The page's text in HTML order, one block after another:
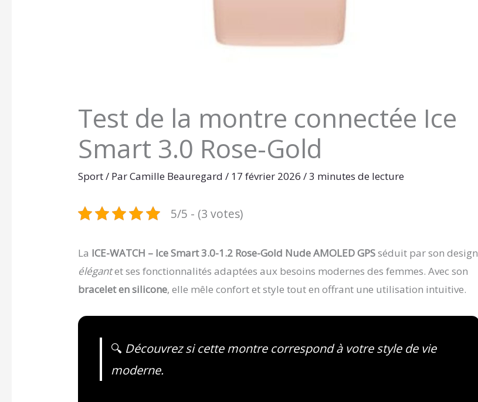
Test de la montre connectée Ice
Smart 3.0 Rose-Gold
Sport/ ParCamille Beauregard/ 17 février 2026/3 minutes de lecture
5/5 - (3 votes)
La ICE-WATCH – Ice Smart 3.0-1.2 Rose-Gold Nude AMOLED GPSséduit par son design
élégantet ses fonctionnalités adaptées aux besoins modernes des femmes. Avec son
bracelet en silicone, elle mêle confort et style tout en offrant une utilisation intuitive.
🔍 Découvrez si cette montre correspond à votre style de vie
moderne.